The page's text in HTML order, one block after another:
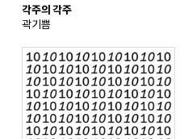
각주의 각주
곽기쁨